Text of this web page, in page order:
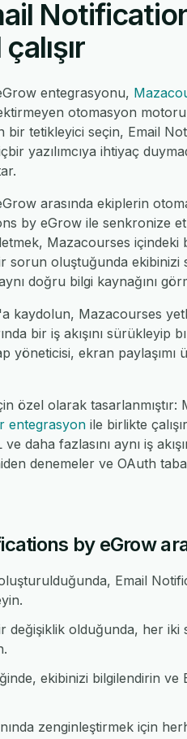
entegrasyonu,
otomasyon motoru
tetikleyici seçin, Email
yazılımcıya ihtiyaç
arasında ekiplerin
by eGrow ile senkronize
Mazacourses içindeki
sorun oluştuğunda
doğru bilgi kaynağını
kaydolun, Mazacourses
bir iş akışını sürükleyip
ekran paylaşımı
özel olarak
entegrasyon ile birlikte
daha fazlasını aynı iş
denemeler ve OAuth
by eGrow
Email
olduğunda, her iki
ekibinizi bilgilendirin
zenginleştirmek için